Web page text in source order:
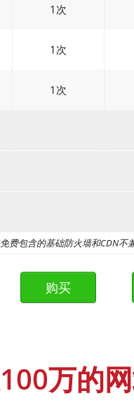
1次
1次
1次
费包含的基础防火墙和CDN
万的